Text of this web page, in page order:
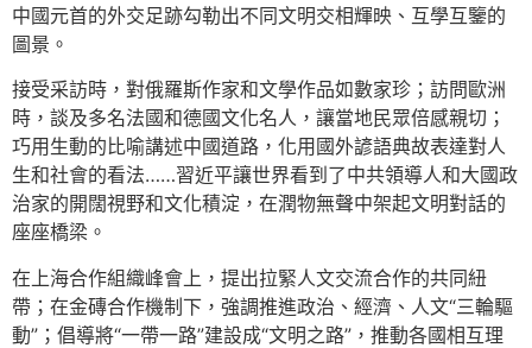
中國元首的外交足跡勾勒出不同文明交相輝映、互學互鑒的
圖景。
接受采訪時，對俄羅斯作家和文學作品如數家珍；訪問歐洲
時，談及多名法國和德國文化名人，讓當地民眾倍感親切；
巧用生動的比喻講述中國道路，化用國外諺語典故表達對人
生和社會的看法……習近平讓世界看到了中共領導人和大國政
治家的開闊視野和文化積淀，在潤物無聲中架起文明對話的
座座橋梁。
在上海合作組織峰會上，提出拉緊人文交流合作的共同紐
帶；在金磚合作機制下，強調推進政治、經濟、人文“三輪驅
動”；倡導將“一帶一路”建設成“文明之路”，推動各國相互理